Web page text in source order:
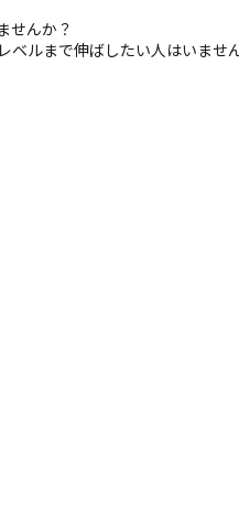
せんか？
ベルまで伸ばしたい人はいませ